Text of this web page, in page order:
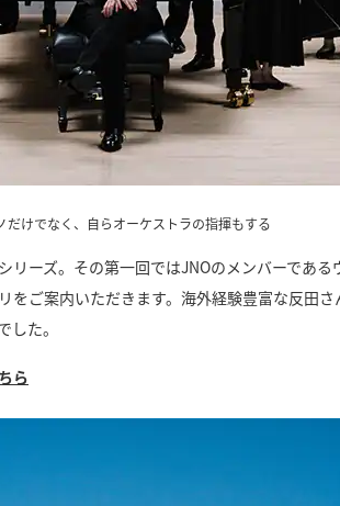
けでなく、自らオーケストラの指揮もする
ーズ。その第一回ではJNOのメンバーであ
ご案内いただきます。海外経験豊富な反田
た。
ら